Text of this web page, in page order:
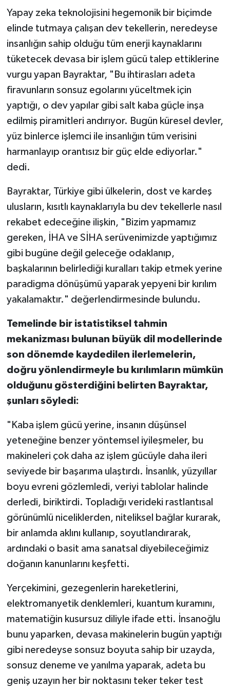
Yapay zeka teknolojisini hegemonik bir biçimde
elinde tutmaya çalışan dev tekellerin, neredeyse
insanlığın sahip olduğu tüm enerji kaynaklarını
tüketecek devasa bir işlem gücü talep ettiklerine
vurgu yapan Bayraktar, "Bu ihtirasları adeta
firavunların sonsuz egolarını yüceltmek için
yaptığı, o dev yapılar gibi salt kaba güçle inşa
edilmiş piramitleri andırıyor. Bugün küresel devler,
yüz binlerce işlemci ile insanlığın tüm verisini
harmanlayıp orantısız bir güç elde ediyorlar."
dedi.
Bayraktar, Türkiye gibi ülkelerin, dost ve kardeş
ulusların, kısıtlı kaynaklarıyla bu dev tekellerle nasıl
rekabet edeceğine ilişkin, "Bizim yapmamız
gereken, İHA ve SİHA serüvenimizde yaptığımız
gibi bugüne değil geleceğe odaklanıp,
başkalarının belirlediği kuralları takip etmek yerine
paradigma dönüşümü yaparak yepyeni bir kırılım
yakalamaktır." değerlendirmesinde bulundu.
Temelinde bir istatistiksel tahmin
mekanizması bulunan büyük dil modellerinde
son dönemde kaydedilen ilerlemelerin,
doğru yönlendirmeyle bu kırılımların mümkün
olduğunu gösterdiğini belirten Bayraktar,
şunları söyledi:
"Kaba işlem gücü yerine, insanın düşünsel
yeteneğine benzer yöntemsel iyileşmeler, bu
makineleri çok daha az işlem gücüyle daha ileri
seviyede bir başarıma ulaştırdı. İnsanlık, yüzyıllar
boyu evreni gözlemledi, veriyi tablolar halinde
derledi, biriktirdi. Topladığı verideki rastlantısal
görünümlü niceliklerden, niteliksel bağlar kurarak,
bir anlamda aklını kullanıp, soyutlandırarak,
ardındaki o basit ama sanatsal diyebileceğimiz
doğanın kanunlarını keşfetti.
Yerçekimini, gezegenlerin hareketlerini,
elektromanyetik denklemleri, kuantum kuramını,
matematiğin kusursuz diliyle ifade etti. İnsanoğlu
bunu yaparken, devasa makinelerin bugün yaptığı
gibi neredeyse sonsuz boyuta sahip bir uzayda,
sonsuz deneme ve yanılma yaparak, adeta bu
geniş uzayın her bir noktasını teker teker test